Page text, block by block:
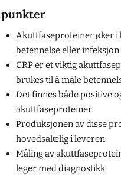
Akuttfaseproteiner øker i
betennelse eller infeksjon.
CRP er et viktig
brukes til å måle
Det finnes både positive
akuttfaseproteiner.
Produksjonen av disse
hovedsakelig i leveren.
Måling av
leger med diagnostikk.